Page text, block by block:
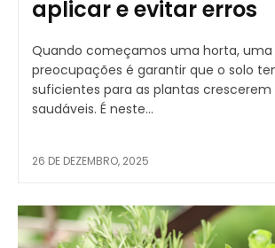
aplicar e evitar erros
Quando começamos uma horta, uma
preocupações é garantir que o solo
suficientes para as plantas
saudáveis. É neste...
26 DE DEZEMBRO, 2025